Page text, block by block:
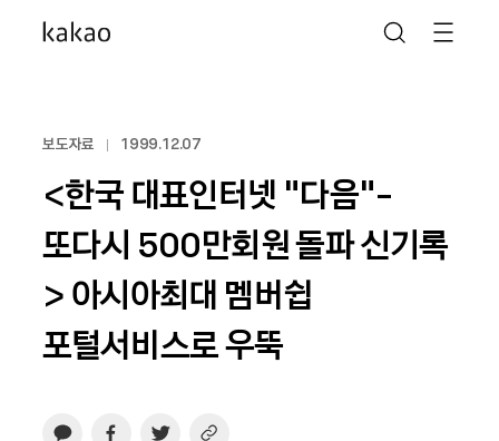
보도자료 1999.12.07
<한국 대표인터넷 “다음“-
또다시 500만회원 돌파 신기록
> 아시아최대 멤버쉽
포털서비스로 우뚝